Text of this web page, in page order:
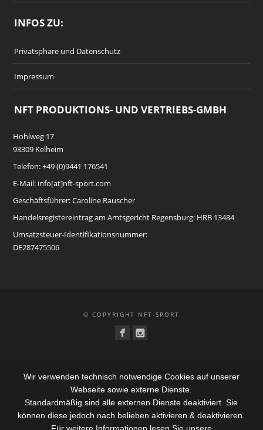
INFOS ZU:
Privatsphäre und Datenschutz
Impressum
NFT PRODUKTIONS- UND VERTRIEBS-GMBH
Hohlweg 17
93309 Kelheim
Telefon: +49 (0)9441 176541
E-Mail: info[at]nft-sport.com
Geschäftsführer: Caroline Rauscher
Handelsregistereintrag am Amtsgericht Regensburg: HRB 13484
Umsatzsteuer-Identifikationsnummer:
DE287475506
© COPYRIGHT NFT-SPORT
Wir verwenden technisch notwendige Cookies auf unserer
Webseite sowie externe Dienste.
Standardmäßig sind alle externen Dienste deaktiviert. Sie
können diese jedoch nach belieben aktivieren & deaktivieren.
Für weitere Informationen lesen Sie unsere